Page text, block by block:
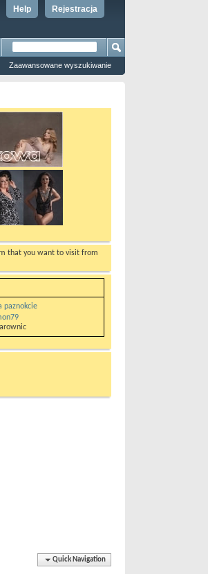
Rejestracja
Help
Zaawansowane wyszukiwanie
that you want to visit from
Quick Navigation